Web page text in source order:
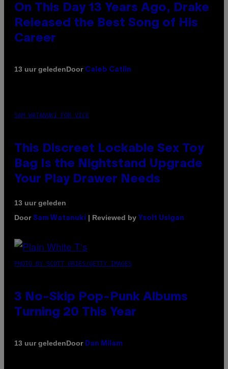
On This Day 13 Years Ago, Drake
Released the Best Song of His
Career
13 uur geledenDoor Caleb Catlin
SAM WATANUKI FOR VICE
This Discreet Lockable Sex Toy
Bag Is the Nightstand Upgrade
Your Play Drawer Needs
13 uur geleden
Door Sam Watanuki | Reviewed by Ysolt Usigan
PHOTO BY SCOTT GRIES/GETTY IMAGES
3 No-Skip Pop-Punk Albums
Turning 20 This Year
13 uur geledenDoor Dan Milam